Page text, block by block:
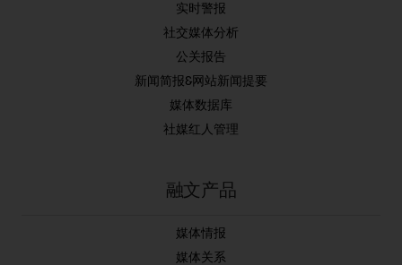
实时警报
社交媒体分析
公关报告
新闻简报&网站新闻提要
媒体数据库
社媒红人管理
融文产品
媒体情报
媒体关系